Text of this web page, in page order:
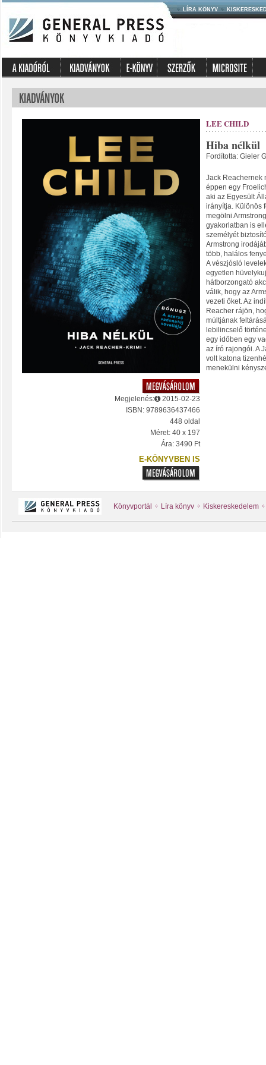
LÍRA KÖNYV
Megjelenés:
2015-02-23
ISBN: 9789636437466
448 oldal
Méret: 40 x 197
Ára: 3490 Ft
E-KÖNYVBEN IS
LEE CHILD
Hiba nélkül
Fordította: Gieler
Jack Reachernek
éppen egy
aki az Egyesült
irányítja. Különös
megölni
gyakorlatban is
személyét
Armstrong
több, halálos
A vészjósló
egyetlen
hátborzongató
válik, hogy az
vezeti őket. Az
Reacher rájön,
múltjának
lebilincselő
egy időben egy
az író rajongói. A
volt katona
menekülni
Könyvportál Líra könyv Kiskereskedelem